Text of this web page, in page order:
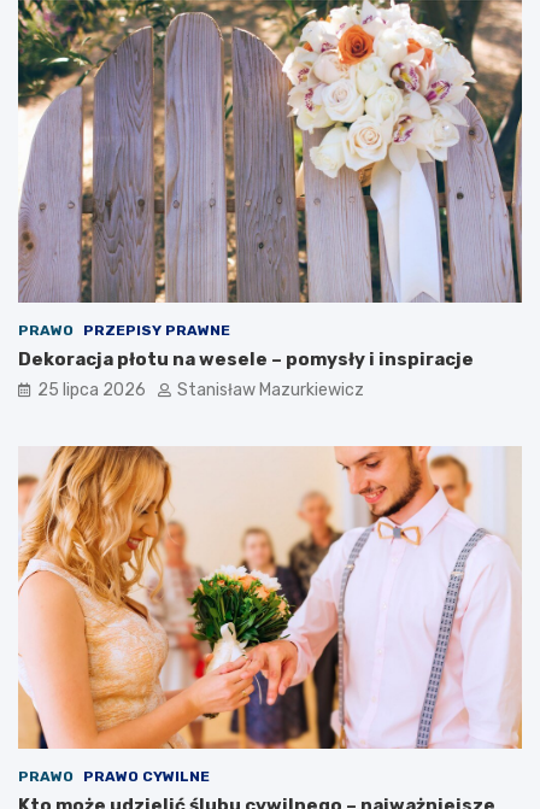
PRAWO PRZEPISY PRAWNE
Dekoracja płotu na wesele – pomysły i inspiracje
25 lipca 2026 Stanisław Mazurkiewicz
PRAWO PRAWO CYWILNE